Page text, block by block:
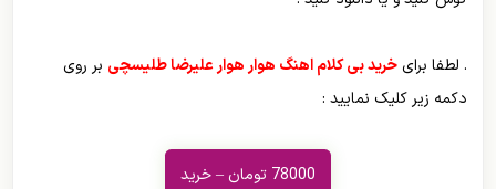
. لطفا برایخرید بی کلام اهنگ هوار هوار علیرضا طلیسچی بر روی
دکمه زیر کلیک نمایید :
78000 تومان – خرید